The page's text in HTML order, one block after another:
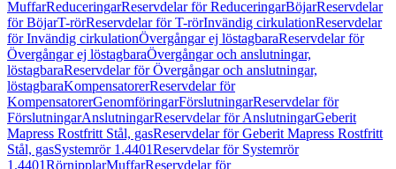
MuffarReduceringarReservdelar för ReduceringarBöjarReservdelar
för BöjarT-rörReservdelar för T-rörInvändig cirkulationReservdelar
för Invändig cirkulationÖvergångar ej löstagbaraReservdelar för
Övergångar ej löstagbaraÖvergångar och anslutningar,
löstagbaraReservdelar för Övergångar och anslutningar,
löstagbaraKompensatorerReservdelar för
KompensatorerGenomföringarFörslutningarReservdelar för
FörslutningarAnslutningarReservdelar för AnslutningarGeberit
Mapress Rostfritt Stål, gasReservdelar för Geberit Mapress Rostfritt
Stål, gasSystemrör 1.4401Reservdelar för Systemrör
1.4401RörnipplarMuffarReservdelar för